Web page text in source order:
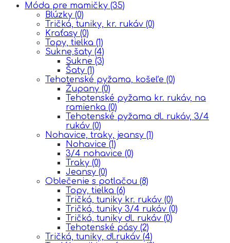
Móda pre mamičky (35)
Blúzky (0)
Tričká, tuniky, kr. rukáv (0)
Kraťasy (0)
Topy, tielka (1)
Sukne,šaty (4)
Sukne (3)
Šaty (1)
Tehotenské pyžama, košeľe (0)
Župany (0)
Tehotenské pyžama kr. rukáv, na
ramienka (0)
Tehotenské pyžama dl. rukáv, 3/4
rukáv (0)
Nohavice, traky, jeansy (1)
Nohavice (1)
3/4 nohavice (0)
Traky (0)
Jeansy (0)
Oblečenie s potlačou (8)
Topy, tielka (6)
Tričká, tuniky kr. rukáv (0)
Tričká, tuniky 3/4 rukáv (0)
Tričká, tuniky dl. rukáv (0)
Tehotenské pásy (2)
Tričká, tuniky, dl.rukáv (4)